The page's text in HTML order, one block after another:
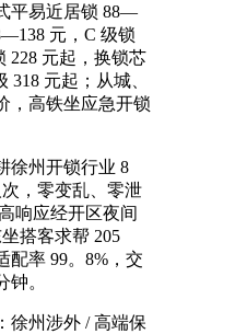
易近居锁 88—
元，C 级锁
228 元起，换锁芯
318 元起；从城、
，高铁坐应急开锁
州开锁行业 8
，零变乱、零泄
响应经开区夜间
搭客求帮 205
配率 99。8%，交
钟。
州涉外 / 高端保